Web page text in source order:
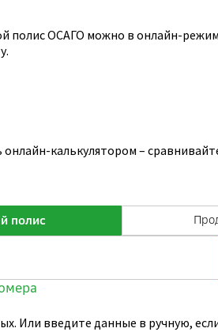
полис ОСАГО можно в онлайн-
калькулятором –
Или введите данные в ручную,